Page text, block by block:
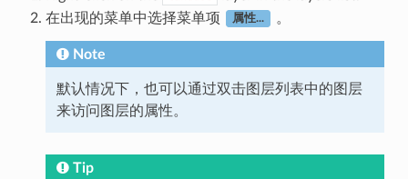
在出现的菜单中选择菜单项
属性... 。
Note
默认情况下，也可以通过双击图层列表中的图层
来访问图层的属性。
Tip